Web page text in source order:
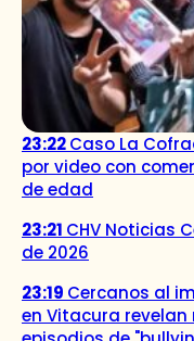
23:22Caso La
por video con
de edad
23:21 CHV Noticias
de 2026
23:19 Cercanos al
en Vitacura